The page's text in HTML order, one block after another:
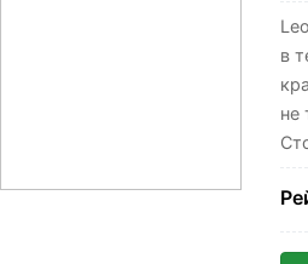
в
не